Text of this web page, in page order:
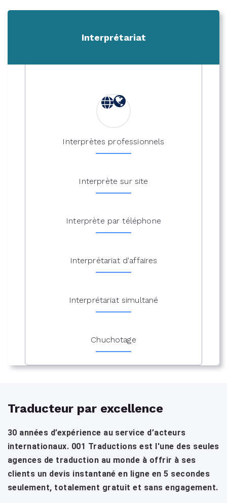
Interprétariat
Interprètes professionnels
Interprète sur site
Interprète par téléphone
Interprétariat d'affaires
Interprétariat simultané
Chuchotage
Traducteur par excellence
30 années d’expérience au service d’acteurs
internationaux. 001 Traductions est l'une des seules
agences de traduction au monde à offrir à ses
clients un devis instantané en ligne en 5 secondes
seulement, totalement gratuit et sans engagement.